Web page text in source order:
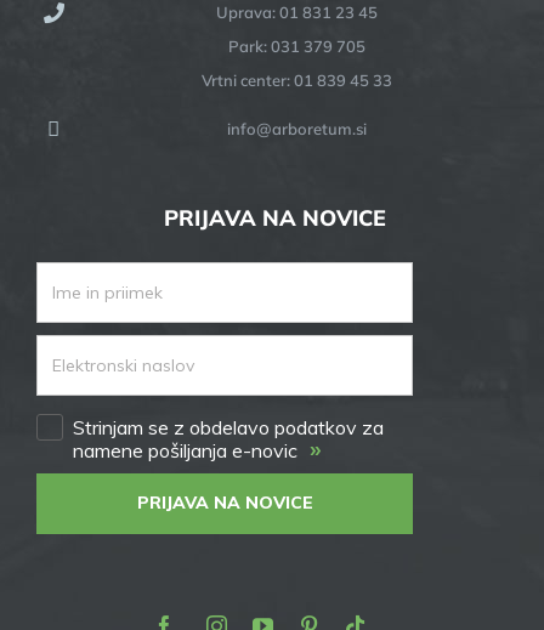
Uprava: 01 831 23 45
Park: 031 379 705
Vrtni center: 01 839 45 33
info@arboretum.si
PRIJAVA NA NOVICE
Strinjam se z obdelavo podatkov za
namene pošiljanja e-novic »
PRIJAVA NA NOVICE
FacebookInstagram
YoutubePinterest